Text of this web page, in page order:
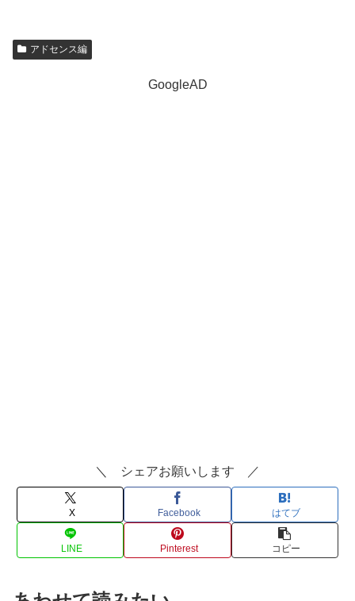
アドセンス編
GoogleAD
＼ シェアお願いします ／
X Facebook はてブ
LINE Pinterest コピー